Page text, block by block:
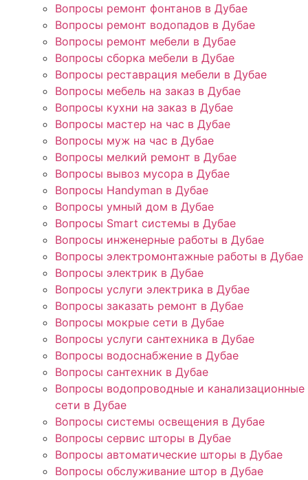
Вопросы ремонт фонтанов в Дубае
Вопросы ремонт водопадов в Дубае
Вопросы ремонт мебели в Дубае
Вопросы сборка мебели в Дубае
Вопросы реставрация мебели в Дубае
Вопросы мебель на заказ в Дубае
Вопросы кухни на заказ в Дубае
Вопросы мастер на час в Дубае
Вопросы муж на час в Дубае
Вопросы мелкий ремонт в Дубае
Вопросы вывоз мусора в Дубае
Вопросы Handyman в Дубае
Вопросы умный дом в Дубае
Вопросы Smart системы в Дубае
Вопросы инженерные работы в Дубае
Вопросы электромонтажные работы в Дубае
Вопросы электрик в Дубае
Вопросы услуги электрика в Дубае
Вопросы заказать ремонт в Дубае
Вопросы мокрые сети в Дубае
Вопросы услуги сантехника в Дубае
Вопросы водоснабжение в Дубае
Вопросы сантехник в Дубае
Вопросы водопроводные и канализационные
сети в Дубае
Вопросы системы освещения в Дубае
Вопросы сервис шторы в Дубае
Вопросы автоматические шторы в Дубае
Вопросы обслуживание штор в Дубае